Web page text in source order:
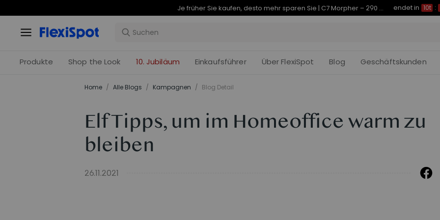
Je früher Sie kaufen, desto mehr sparen Sie | C7 Morpher – 290 € Rabatt endet in 10t :
Produkte Shop the Look 10. Jubiläum Einkaufsführer Über FlexiSpot Blog Geschäftskunden
Home / Alle Blogs / Kampagnen / Blog Detail
Elf Tipps, um im Homeoffice warm zu
bleiben
26.11.2021